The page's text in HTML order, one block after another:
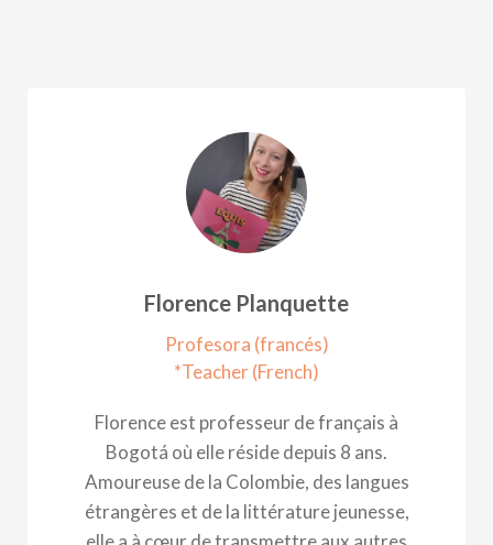
Florence Planquette
Profesora (francés)
*Teacher (French)
Florence est professeur de français à
Bogotá où elle réside depuis 8 ans.
Amoureuse de la Colombie, des langues
étrangères et de la littérature jeunesse,